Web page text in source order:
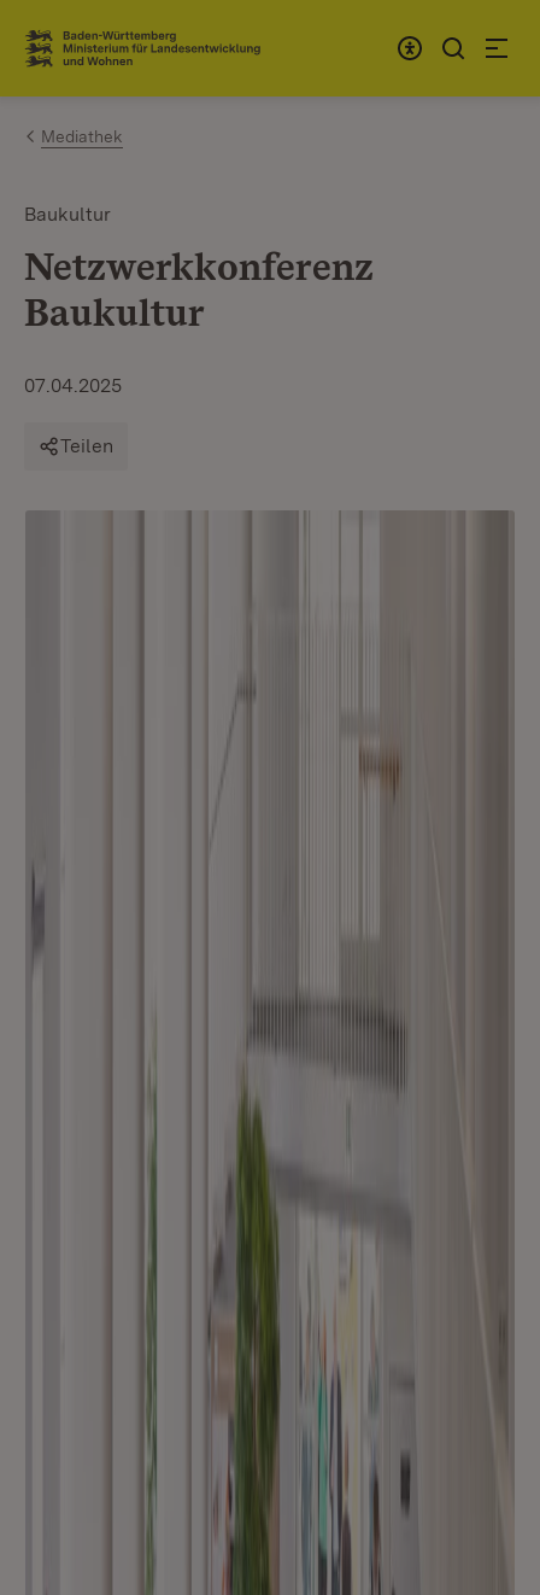
Zum Inhalt springen
Link zur Startseite
Mediathek
Baukultur
Netzwerkkonferenz
Baukultur
07.04.2025
Teilen